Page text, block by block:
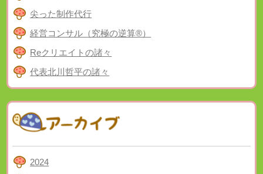
尖った制作代行
経営コンサル（究極の逆算®）
Reクリエイトの諸々
代表北川哲平の諸々
2024